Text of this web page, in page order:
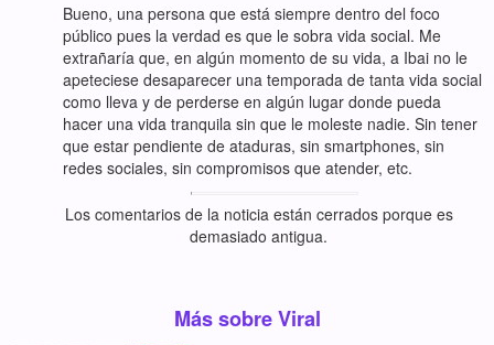
Bueno, una persona que está siempre dentro del foco
público pues la verdad es que le sobra vida social. Me
extrañaría que, en algún momento de su vida, a Ibai no le
apeteciese desaparecer una temporada de tanta vida social
como lleva y de perderse en algún lugar donde pueda
hacer una vida tranquila sin que le moleste nadie. Sin tener
que estar pendiente de ataduras, sin smartphones, sin
redes sociales, sin compromisos que atender, etc.
Los comentarios de la noticia están cerrados porque es
demasiado antigua.
Más sobre Viral